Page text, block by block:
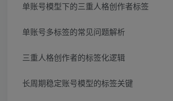
单账号模型下的三重人格创作者标签
单账号多标签的常见问题解析
三重人格创作者的标签化逻辑
长周期稳定账号模型的标签关键